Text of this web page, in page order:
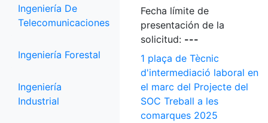
Ingeniería De
Telecomunicaciones
Ingeniería Forestal
Ingeniería
Industrial
Fecha límite de
presentación de la
solicitud: ---
1 plaça de Tècnic
d'intermediació laboral en
el marc del Projecte del
SOC Treball a les
comarques 2025